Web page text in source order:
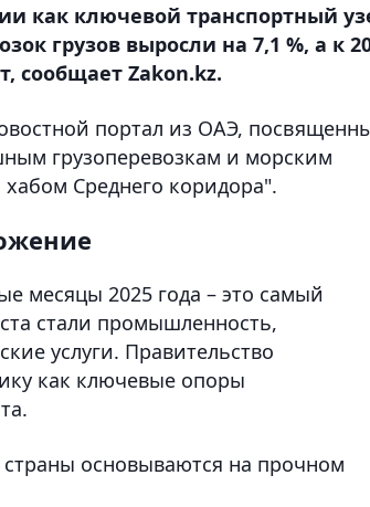
как ключевой транспортный
грузов выросли на 7,1 %, а к
сообщает Zakon.kz.
портал из ОАЭ,
грузоперевозкам и морским
хабом Среднего коридора".
месяцы 2025 года – это самый
стали промышленность,
услуги. Правительство
как ключевые опоры
основываются на прочном